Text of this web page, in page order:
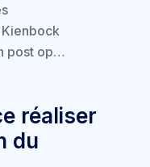
post op…
réaliser
du